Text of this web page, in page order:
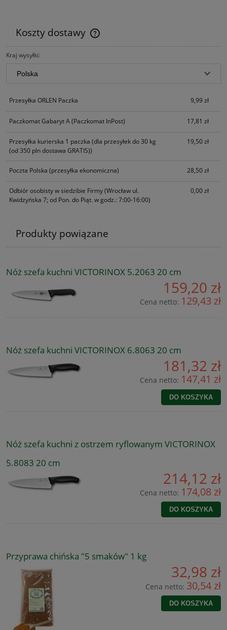
Koszty dostawy
Cena nie zawiera ewentualnych kosztów płatności
Kraj wysyłki:
Przesyłka ORLEN Paczka 9,99 zł
Paczkomat Gabaryt A(Paczkomat InPost) 17,81 zł
Przesyłka kurierska 1 paczka (dla przesyłek do 30 kg
(od 350 pln dostawa GRATIS))
19,50 zł
Poczta Polska (przesyłka ekonomiczna) 28,50 zł
Odbiór osobisty w siedzibie Firmy(Wrocław ul.
Kwidzyńska 7; od Pon. do Piąt. w godz.: 7:00-16:00)
0,00 zł
Produkty powiązane
Nóż szefa kuchni VICTORINOX 5.2063 20 cm
159,20 zł
Cena netto: 129,43 zł
Nóż szefa kuchni VICTORINOX 6.8063 20 cm
181,32 zł
Cena netto: 147,41 zł
DO KOSZYKA
Nóż szefa kuchni z ostrzem ryflowanym VICTORINOX
5.8083 20 cm
214,12 zł
Cena netto: 174,08 zł
DO KOSZYKA
Przyprawa chińska "5 smaków" 1 kg
32,98 zł
Cena netto: 30,54 zł
DO KOSZYKA